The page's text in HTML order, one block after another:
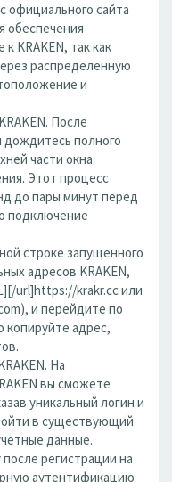
официального сайта
обеспечения
KRAKEN, так как
распределенную
и
После
дождитесь полного
части окна
Этот процесс
до пары минут перед
подключение
строке запущенного
адресов KRAKEN,
url]https://krakr.cc или
и перейдите по
копируйте адрес,
На
вы сможете
уникальный логин и
в существующий
данные.
регистрации на
аутентификацию